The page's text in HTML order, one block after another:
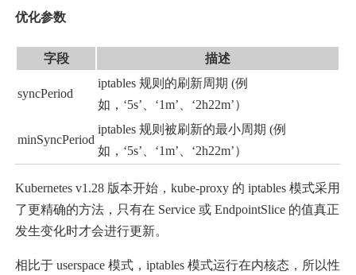
优化参数
字段 描述
syncPeriod
iptables 规则的刷新周期 (例
如，‘5s’、‘1m’、‘2h22m’）
minSyncPeriod
iptables 规则被刷新的最小周期 (例
如，‘5s’、‘1m’、‘2h22m’）
Kubernetes v1.28 版本开始，kube-proxy 的 iptables 模式采用
了更精确的方法，只有在 Service 或 EndpointSlice 的值真正
发生变化时才会进行更新。
相比于 userspace 模式，iptables 模式运行在内核态，所以性